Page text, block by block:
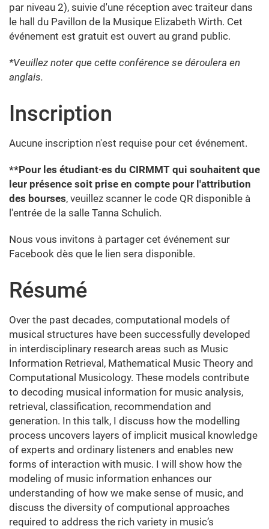
par niveau 2), suivie d'une réception avec traiteur dans
le hall du Pavillon de la Musique Elizabeth Wirth. Cet
événement est gratuit est ouvert au grand public.
*Veuillez noter que cette conférence se déroulera en
anglais.
Inscription
Aucune inscription n'est requise pour cet événement.
**Pour les étudiant·es du CIRMMT qui souhaitent que
leur présence soit prise en compte pour l'attribution
des bourses, veuillez scanner le code QR disponible à
l'entrée de la salle Tanna Schulich.
Nous vous invitons à partager cet événement sur
Facebook dès que le lien sera disponible.
Résumé
Over the past decades, computational models of
musical structures have been successfully developed
in interdisciplinary research areas such as Music
Information Retrieval, Mathematical Music Theory and
Computational Musicology. These models contribute
to decoding musical information for music analysis,
retrieval, classification, recommendation and
generation. In this talk, I discuss how the modelling
process uncovers layers of implicit musical knowledge
of experts and ordinary listeners and enables new
forms of interaction with music. I will show how the
modeling of music information enhances our
understanding of how we make sense of music, and
discuss the diversity of computional approaches
required to address the rich variety in music’s